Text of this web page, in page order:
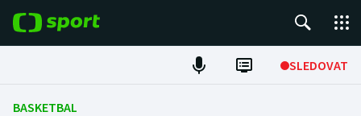
SLEDOVAT
Fotbal
BASKETBAL